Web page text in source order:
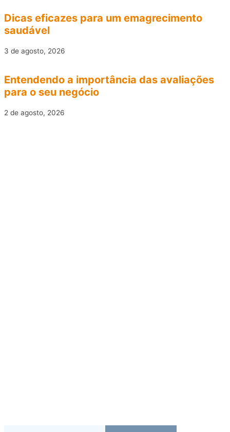
Dicas eficazes para um emagrecimento
saudável
3 de agosto, 2026
Entendendo a importância das avaliações
para o seu negócio
2 de agosto, 2026